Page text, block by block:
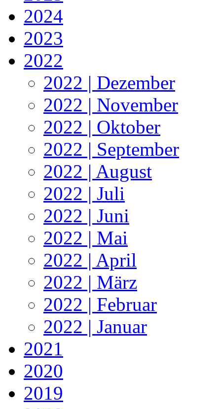
2024
2023
2022
2022 | Dezember
2022 | November
2022 | Oktober
2022 | September
2022 | August
2022 | Juli
2022 | Juni
2022 | Mai
2022 | April
2022 | März
2022 | Februar
2022 | Januar
2021
2020
2019